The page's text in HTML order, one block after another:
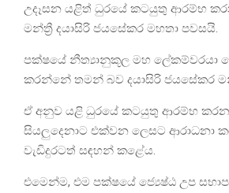
උදෑසන යළිත් ධුරයේ කටයුතු ආරම්භ
මන්ත්‍රී දයාසිරි ජයසේකර මහතා පවසයි.
පක්ෂයේ නීත්‍යානුකූල මහ ලේකම්වරයා
කරන්නේ තමන් බව දයාසිරි ජයසේකර
ඒ අනුව යළි ධුරයේ කටයුතු ආරම්භ කරන
සියලුදෙනාට එක්වන ලෙසට ආරාධනා
වැඩිදුරටත් සඳහන් කළේය.
එමෙන්ම, එම පක්ෂයේ ජ්‍යෙෂ්ඨ උප